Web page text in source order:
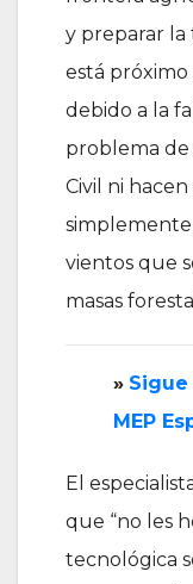
y preparar la
está
debido a la
problema de
Civil ni
vientos que
masas
»
MEP
El
que “no les
tecnológica